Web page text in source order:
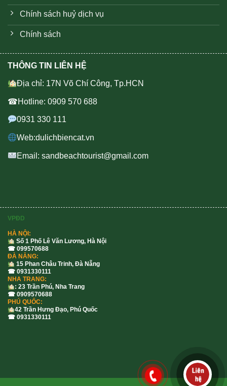
Chính sách huỷ dịch vụ
Chính sách
THÔNG TIN LIÊN HỆ
Địa chỉ: 17N Võ Chí Công, Tp.HCN
☎Hotline: 0909 570 688
0931 330 111
Web:dulichbiencat.vn
Email: sandbeachtourist@gmail.com
VPĐD
HÀ NỘI:
Số 1 Phố Lê Văn Lương, Hà Nội
☎ 099570688
ĐÀ NẴNG:
15 Phan Châu Trinh, Đà Nẵng
☎ 0931330111
NHA TRANG:
: 23 Trần Phú, Nha Trang
☎ 0909570688
PHÚ QUỐC:
42 Trần Hưng Đạo, Phú Quốc
☎ 0931330111